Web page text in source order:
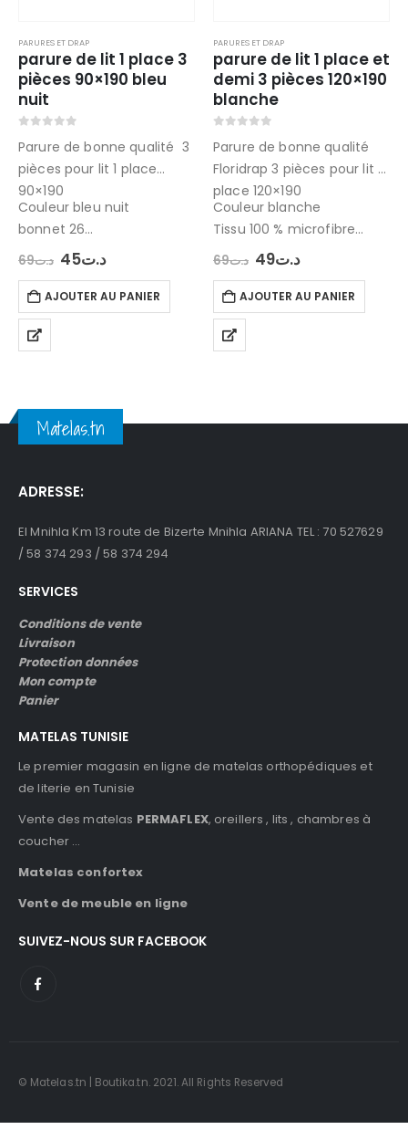
PARURES ET DRAP
parure de lit 1 place 3
pièces 90×190 bleu
nuit
Parure de bonne qualité 3
pièces pour lit 1 place
90×190
Couleur bleu nuit
bonnet 26
Tissu 100 % microfibre
drap housse et taie
d’oreiller…
د.ت69 Le
prix
initial
était :
د.ت69.
د.ت45 Le
actuel
est :
د.ت45.
AJOUTER AU PANIER
PARURES ET DRAP
parure de lit 1 place et
demi 3 pièces 120×190
blanche
Parure de bonne qualité
Floridrap 3 pièces pour lit 1
place 120×190
Couleur blanche
Tissu 100 % microfibre
contenant : drap plat ,
d’oreiller 70×50 cm
د.ت69 Le
prix
initial
était :
د.ت69.
د.ت49 Le
actuel
est :
د.ت49.
AJOUTER AU PANIER
Matelas.tn
ADRESSE:
El Mnihla Km 13 route de Bizerte Mnihla ARIANA TEL : 70 527629
/ 58 374 293 / 58 374 294
SERVICES
Conditions de vente
Livraison
Protection données
Mon compte
Panier
MATELAS TUNISIE
Le premier magasin en ligne de matelas orthopédiques et
de literie en Tunisie
Vente des matelas PERMAFLEX, oreillers , lits , chambres à
coucher …
Matelas confortex
Vente de meuble en ligne
SUIVEZ-NOUS SUR FACEBOOK
© Matelas.tn | Boutika.tn. 2021. All Rights Reserved